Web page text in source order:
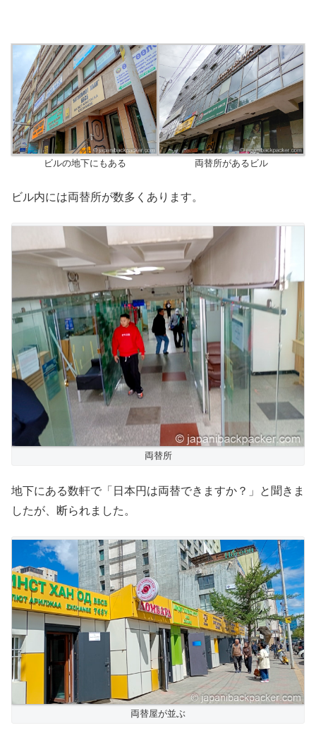
ビルの地下にもある 両替所があるビル
ビル内には両替所が数多くあります。
両替所
地下にある数軒で「日本円は両替できますか？」と聞きま
したが、断られました。
両替屋が並ぶ